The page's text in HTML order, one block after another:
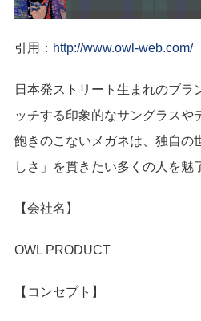
引用： http://www.owl-web.com/
日本発ストリート生まれのブラ
ッチする印象的なサングラスや
飽きのこないメガネは、独自の
しさ」を貫きたい多くの人を魅
【会社名】
OWL PRODUCT
【コンセプト】